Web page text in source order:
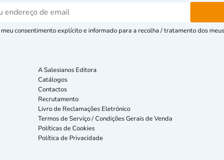
meu consentimento explícito e informado para a recolha / tratamento dos
A Salesianos Editora
Catálogos
Contactos
Recrutamento
Livro de Reclamações Eletrónico
Termos de Serviço / Condições Gerais de Venda
Políticas de Cookies
Política de Privacidade